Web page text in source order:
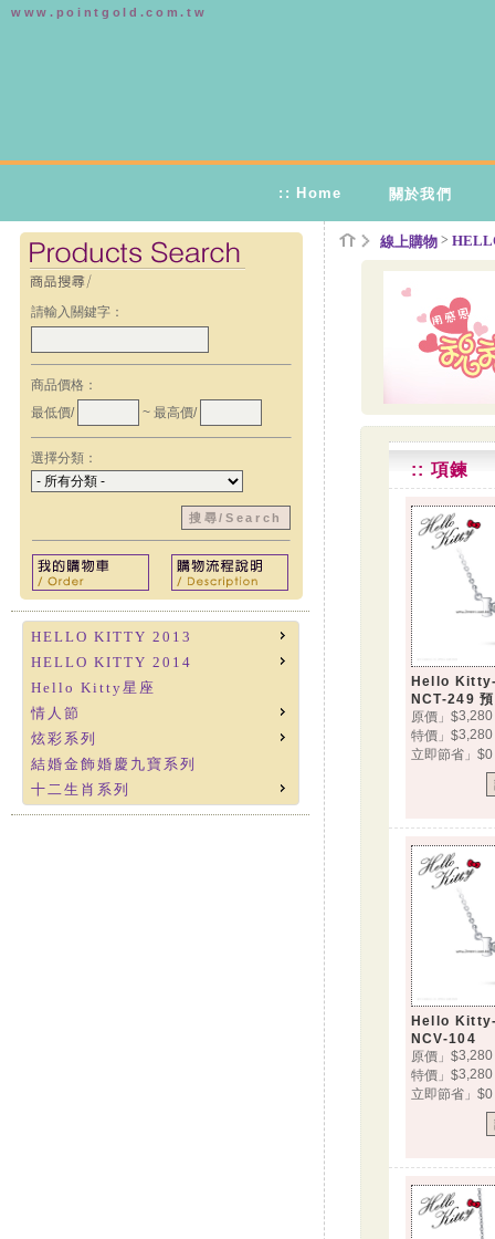
www.pointgold.com.tw
:: Home 關於我們
線上購物 >
:: 項鍊
Hello Kitty-
NCT-249
原價」$3,280
特價」$3,280
立即節省」$0
Hello Kitty-
NCV-104
原價」$3,280
特價」$3,280
立即節省」$0
請輸入關鍵字：
商品價格：
最低價/
~ 最高價/
選擇分類：
HELLO KITTY 2013
HELLO KITTY 2014
Hello Kitty星座
情人節
炫彩系列
結婚金飾婚慶九寶系列
十二生肖系列